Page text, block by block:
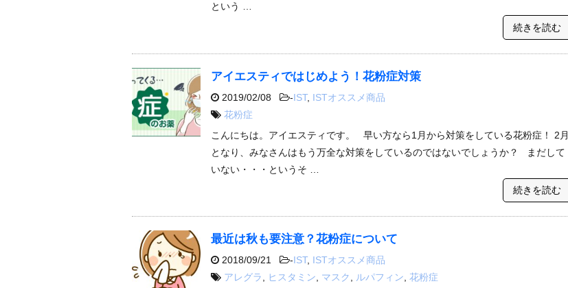
という …
続きを読む
アイエスティではじめよう！花粉症対策
2019/02/08 -IST, ISTオススメ商品
花粉症
こんにちは。アイエスティです。 早い方なら1月から対策をしている花粉症！ 2月
となり、みなさんはもう万全な対策をしているのではないでしょうか？ まだして
いない・・・というそ …
続きを読む
最近は秋も要注意？花粉症について
2018/09/21 -IST, ISTオススメ商品
アレグラ, ヒスタミン, マスク, ルパフィン, 花粉症